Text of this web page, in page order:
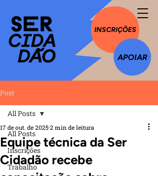
INSCRIÇÕES
APOIAR
Post
All Posts
Inscrições
Trabalho
All Posts
Equipe técnica da Ser
Cidadão recebe
17 de out. de 20252 min de leitura